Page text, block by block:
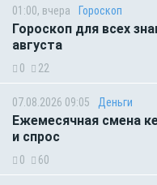
01:00, вчера Гороскоп
Гороскоп для всех
августа
0 22
07.08.2026 09:05 Деньги
Ежемесячная смена
и спрос
0 60